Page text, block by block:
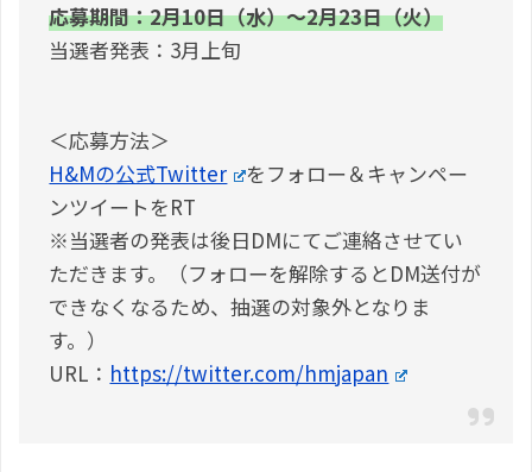
応募期間：2月10日（水）～2月23日（火）
当選者発表：3月上旬
＜応募方法＞
H&Mの公式Twitter
をフォロー＆キャンペー
ンツイートをRT
※当選者の発表は後日DMにてご連絡させてい
ただきます。（フォローを解除するとDM送付が
できなくなるため、抽選の対象外となりま
す。）
URL： https://twitter.com/hmjapan